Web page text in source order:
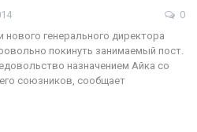
0
генерального директора
покинуть занимаемый пост.
назначением Айка со
союзников, сообщает